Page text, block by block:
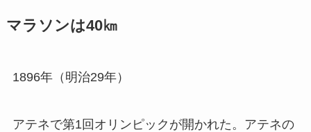
マラソンは40㎞
1896年（明治29年）
アテネで第1回オリンピックが開かれた。アテネの